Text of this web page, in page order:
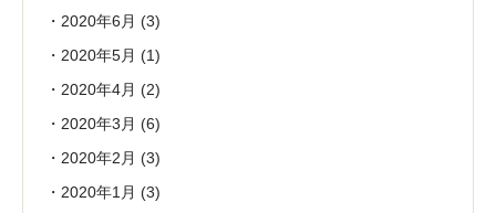
2020年6月 (3)
2020年5月 (1)
2020年4月 (2)
2020年3月 (6)
2020年2月 (3)
2020年1月 (3)